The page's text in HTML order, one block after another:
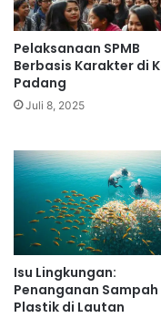
Pelaksanaan SPMB
Berbasis Karakter di
Padang
Juli 8, 2025
Isu Lingkungan:
Penanganan Sampah
Plastik di Lautan